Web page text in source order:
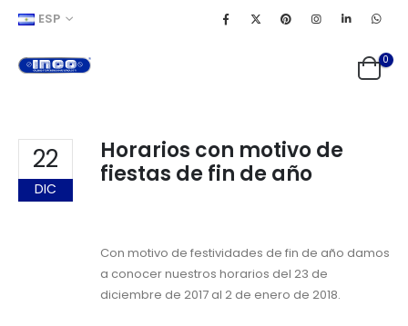
ESP
0
22
DIC
Horarios con motivo de
fiestas de fin de año
Con motivo de festividades de fin de año damos
a conocer nuestros horarios del 23 de
diciembre de 2017 al 2 de enero de 2018.